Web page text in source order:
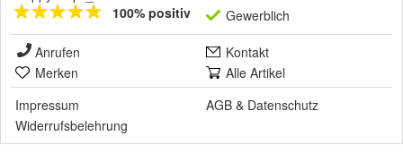
100% positiv
Gewerblich
Anrufen
Kontakt
Merken
Alle Artikel
Impressum
AGB & Datenschutz
Widerrufsbelehrung